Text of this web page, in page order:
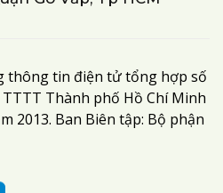
thông tin điện tử tổng hợp số
TTTT Thành phố Hồ Chí Minh
2013. Ban Biên tập: Bộ phận